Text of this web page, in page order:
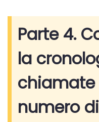
Parte 4.
la
chiamate
numero